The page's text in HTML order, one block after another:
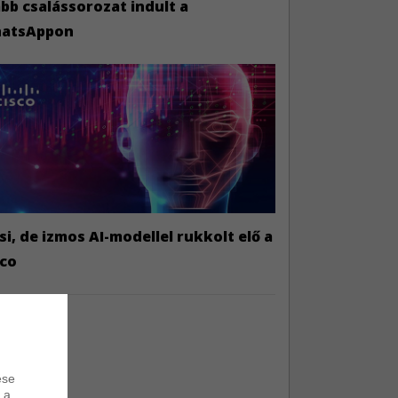
csalássorozat indult a
de izmos AI-modellel rukkolt elő a
a